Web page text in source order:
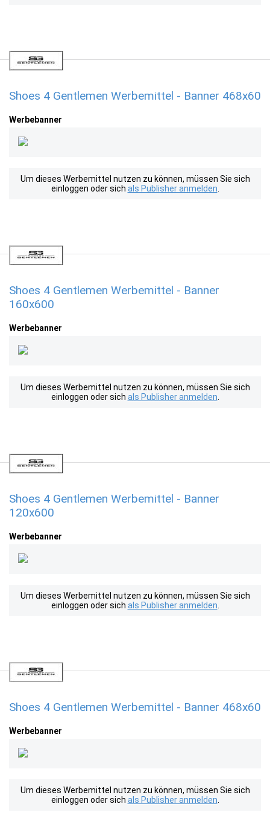
Shoes 4 Gentlemen Werbemittel - Banner 468x60
Werbebanner
Um dieses Werbemittel nutzen zu können, müssen Sie sich
einloggen oder sich als Publisher anmelden
Shoes 4 Gentlemen Werbemittel - Banner
160x600
Werbebanner
Um dieses Werbemittel nutzen zu können, müssen Sie sich
einloggen oder sich als Publisher anmelden
Shoes 4 Gentlemen Werbemittel - Banner
120x600
Werbebanner
Um dieses Werbemittel nutzen zu können, müssen Sie sich
einloggen oder sich als Publisher anmelden
Shoes 4 Gentlemen Werbemittel - Banner 468x60
Werbebanner
Um dieses Werbemittel nutzen zu können, müssen Sie sich
einloggen oder sich als Publisher anmelden